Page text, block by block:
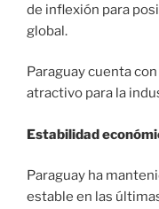
de inflexión para
global.
Paraguay cuenta
atractivo para la
Estabilidad
Paraguay ha
estable en las